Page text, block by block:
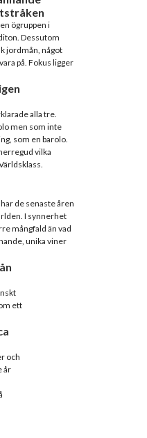
ögruppen i
Dessutom
jordmån, något
på. Fokus ligger
alla tre.
men som inte
som en barolo.
vilka
de senaste åren
I synnerhet
mångfald än vad
unika viner
ett
och
år